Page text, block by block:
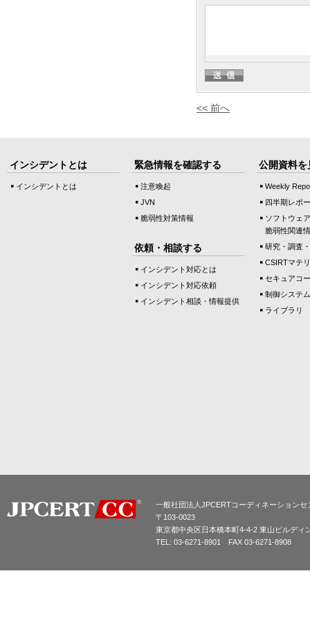
<< 前へ
インシデントとは
インシデントとは
緊急情報を確認する
注意喚起
JVN
脆弱性対策情報
依頼・相談する
インシデント対応とは
インシデント対応依頼
インシデント相談・情報提供
公開資料を
Weekly
四半期レポ
ソフトウェ
脆弱性関連
研究・調査
CSIRTマテ
セキュアコ
制御システ
ライブラリ
一般社団法人JPCERTコーディネーションセ
〒103-0023
東京都中央区日本橋本町4-4-2 東山ビルディ
TEL: 03-6271-8901 FAX 03-6271-8908